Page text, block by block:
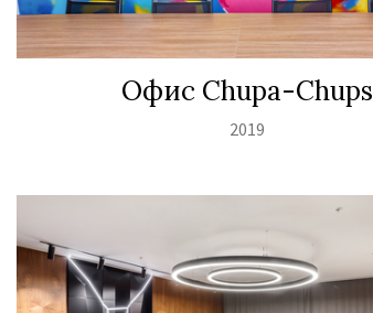
Офис Chupa-Chups
2019